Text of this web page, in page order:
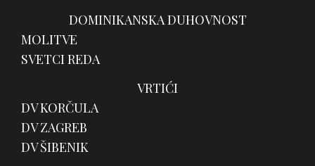
DOMINIKANSKA DUHOVNOST
MOLITVE
SVETCI REDA
VRTIĆI
DV KORČULA
DV ZAGREB
DV ŠIBENIK